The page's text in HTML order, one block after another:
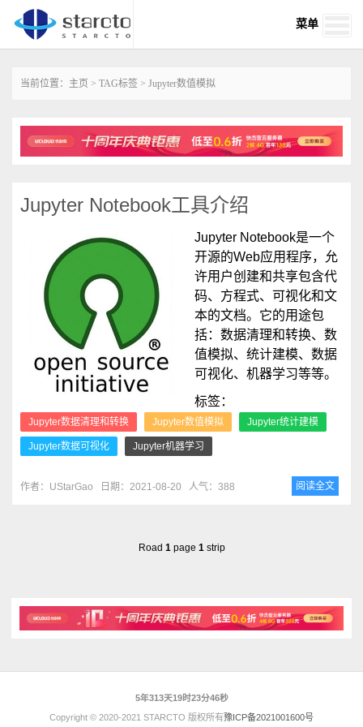
菜单
当前位置： 主页 > TAG标签 > Jupyter数值模拟
Jupyter Notebook工具介绍
Jupyter Notebook是一个
开源的Web应用程序，允
许用户创建和共享包含代
码、方程式、可视化和文
本的文档。它的用途包
括：数据清理和转换、数
值模拟、统计建模、数据
可视化、机器学习等等。
标签：
Jupyter数据清理和转换 Jupyter数值模拟 Jupyter统计建模
Jupyter数据可视化 Jupyter机器学习
作者：UStarGao 日期：2021-08-20 人气：388 阅读全文
Road 1page 1strip
5年313天19时23分46秒
Copyright © 2020-2021 STARCTO 版权所有豫ICP备2021001600号